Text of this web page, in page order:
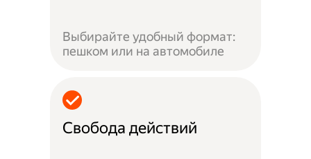
Выбирайте удобный формат:
пешком или на автомобиле
Свобода действий